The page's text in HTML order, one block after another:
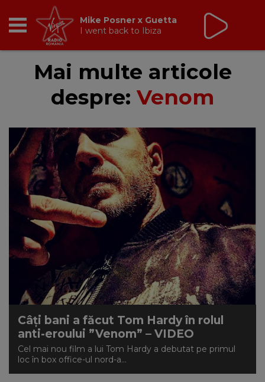
RADIO
BREAKFAST
TIC TALK
CÂȘTIGĂ
HOT 30
DANCEFLOOR CHART
RADIO ACADEMY
CONTUL MEU
Mike Posner x Guetta
I went back to Ibiza
Mai multe articole
despre: Venom
Câți bani a făcut Tom Hardy în rolul
anti-eroului ”Venom” – VIDEO
Cel mai nou film a lui Tom Hardy a debutat pe primul
loc în box office-ul nord-a...